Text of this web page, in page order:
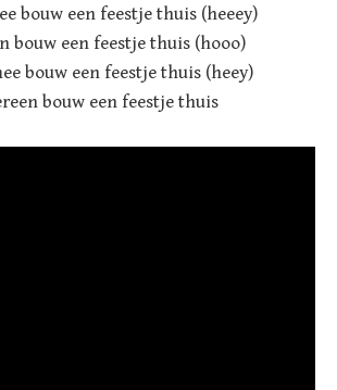
bouw een feestje thuis (heeey)
bouw een feestje thuis (hooo)
bouw een feestje thuis (heey)
bouw een feestje thuis